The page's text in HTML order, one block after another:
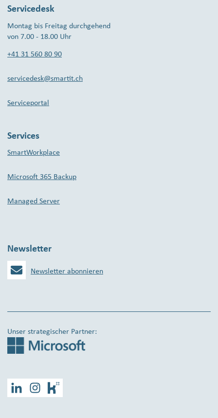
Servicedesk
Montag bis Freitag durchgehend
von 7.00 - 18.00 Uhr
+41 31 560 80 90
servicedesk@smartit.ch
Serviceportal
Services
SmartWorkplace
Microsoft 365 Backup
Managed Server
Newsletter
Newsletter abonnieren
Unser strategischer Partner:
LinkedInInstagramKununu